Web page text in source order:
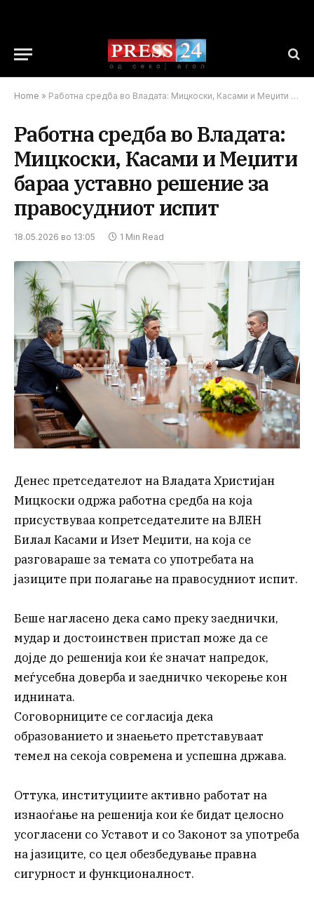
Home » Работна средба во Владата: Мицкоски, Касами и Меџити бараа уставно решение за правосудниот испит
Работна средба во Владата:
Мицкоски, Касами и Меџити
бараа уставно решение за
правосудниот испит
18.05.2026 во 13:05 1 Min Read
Денес претседателот на Владата Христијан
Мицкоски одржа работна средба на која
присуствуваа копретседателите на ВЛЕН
Билал Касами и Изет Меџити, на која се
разговараше за темата со употребата на
јазиците при полагање на правосудниот испит.
Беше нагласено дека само преку заеднички,
мудар и достоинствен пристап може да се
дојде до решенија кои ќе значат напредок,
меѓусебна доверба и заедничко чекорење кон
иднината.
Соговорниците се согласија дека
образованието и знаењето претставуваат
темел на секоја современа и успешна држава.
Оттука, институциите активно работат на
изнаоѓање на решенија кои ќе бидат целосно
усогласени со Уставот и со Законот за употреба
на јазиците, со цел обезбедување правна
сигурност и функционалност.